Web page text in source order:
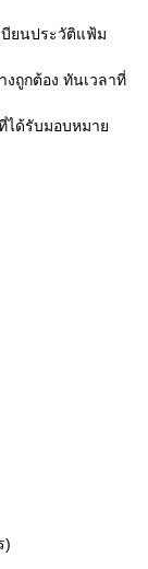
ยนประวัติแฟ้ม
งถูกต้อง ทันเวลาที่
ได้รับมอบหมาย
)